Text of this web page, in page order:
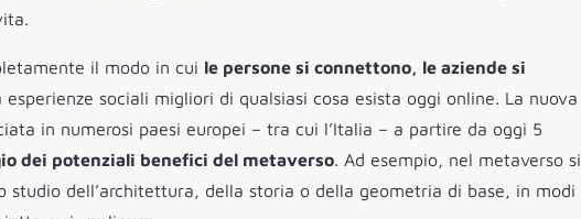
il modo in cui le persone si connettono, le aziende si
sociali migliori di qualsiasi cosa esista oggi online. La nuova
in numerosi paesi europei – tra cui l’Italia – a partire da oggi 5
dei potenziali benefici del metaverso. Ad esempio, nel metaverso si
dell’architettura, della storia o della geometria di base, in modi